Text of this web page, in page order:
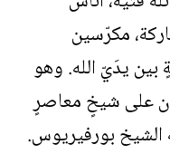
مكرّسين
بين يدَيّ الله. وهو
على شيخٍ معاصرٍ
الشيخ بورفيريوس.